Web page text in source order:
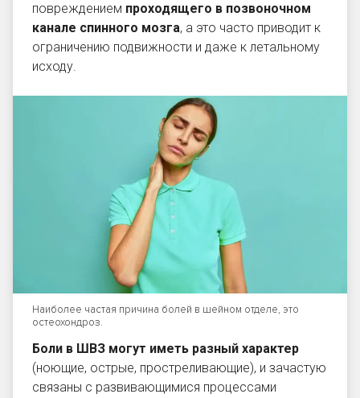
повреждением проходящего в позвоночном
канале спинного мозга, а это часто приводит к
ограничению подвижности и даже к летальному
исходу.
Наиболее частая причина болей в шейном отделе, это
остеохондроз.
Боли в ШВЗ могут иметь разный характер
(ноющие, острые, простреливающие), и зачастую
связаны с развивающимися процессами